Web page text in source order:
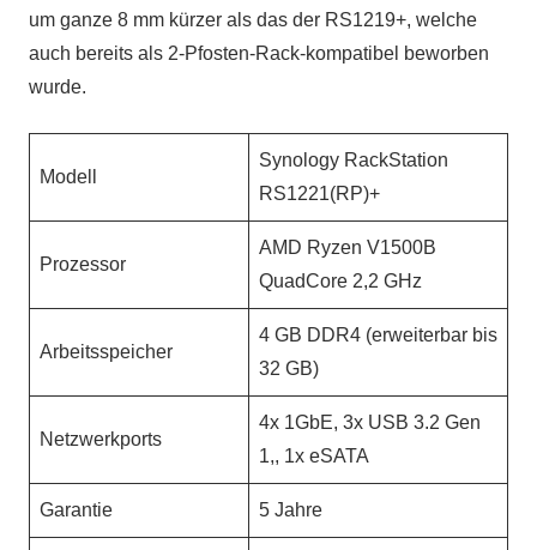
um ganze 8 mm kürzer als das der RS1219+, welche
auch bereits als 2-Pfosten-Rack-kompatibel beworben
wurde.
Modell
Synology RackStation
RS1221(RP)+
Prozessor
AMD Ryzen V1500B
QuadCore 2,2 GHz
Arbeitsspeicher
4 GB DDR4 (erweiterbar bis
32 GB)
Netzwerkports
4x 1GbE, 3x USB 3.2 Gen
1,, 1x eSATA
Garantie 5 Jahre